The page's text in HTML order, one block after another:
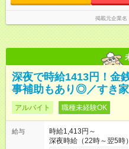
掲載元企業名
深夜で時給1413円！金
事補助もあり◎／すき
アルバイト 職種未経験OK
給与
時給1,413円～
深夜時給（22時～翌5時）：1413円 【試用